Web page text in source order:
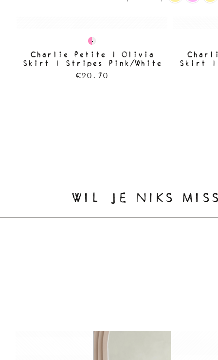
Charlie Petite | Olivia
Skirt | Stripes Pink/White
€20.70
Skirt |
WIL JE NIKS